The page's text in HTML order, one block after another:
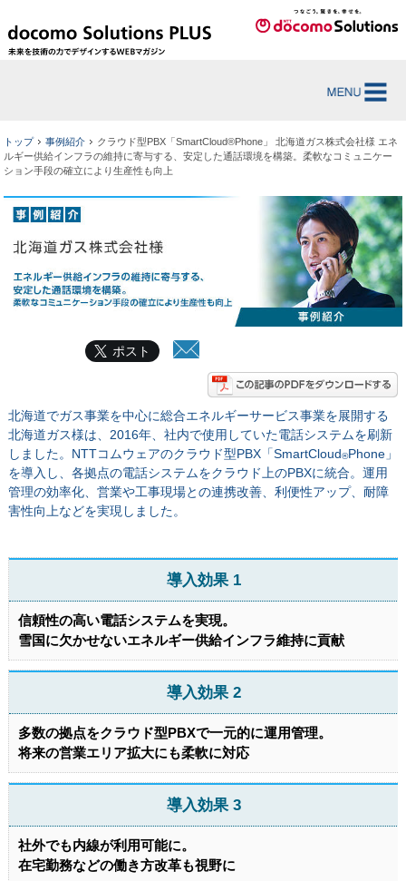
トップ 事例紹介
クラウド型PBX「SmartCloud®Phone」 北海道ガス株式会社様 エネ
ルギー供給インフラの維持に寄与する、安定した通話環境を構築。柔軟なコミュニケー
ション手段の確立により生産性も向上
ポスト
北海道でガス事業を中心に総合エネルギーサービス事業を展開する
北海道ガス様は、2016年、社内で使用していた電話システムを刷新
しました。NTTコムウェアのクラウド型PBX「SmartCloud®Phone」
を導入し、各拠点の電話システムをクラウド上のPBXに統合。運用
管理の効率化、営業や工事現場との連携改善、利便性アップ、耐障
害性向上などを実現しました。
導入効果 1
信頼性の高い電話システムを実現。
雪国に欠かせないエネルギー供給インフラ維持に貢献
導入効果 2
多数の拠点をクラウド型PBXで一元的に運用管理。
将来の営業エリア拡大にも柔軟に対応
導入効果 3
社外でも内線が利用可能に。
在宅勤務などの働き方改革も視野に